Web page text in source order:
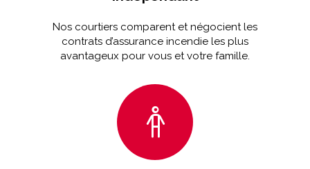
Nos courtiers comparent et négocient les
contrats d’assurance incendie les plus
avantageux pour vous et votre famille.